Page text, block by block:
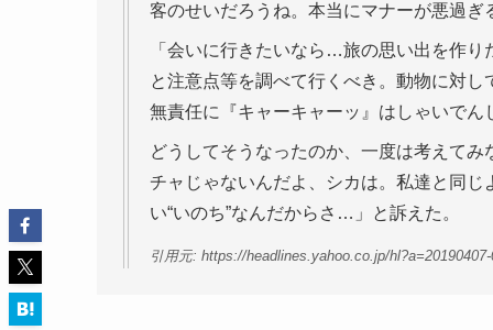
客のせいだろうね。本当にマナーが悪過ぎ
「会いに行きたいなら…旅の思い出を作
と注意点等を調べて行くべき。動物に対
無責任に『キャーキャーッ』はしゃいでん
どうしてそうなったのか、一度は考えて
チャじゃないんだよ、シカは。私達と同
い“いのち”なんだからさ…」と訴えた。
引用元: https://headlines.yahoo.co.jp/